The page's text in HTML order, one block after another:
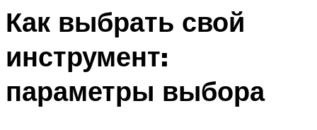
Как выбрать свой
инструмент:
параметры выбора